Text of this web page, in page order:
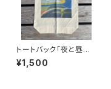
トートバック「夜と昼の
境界線」
¥1,500